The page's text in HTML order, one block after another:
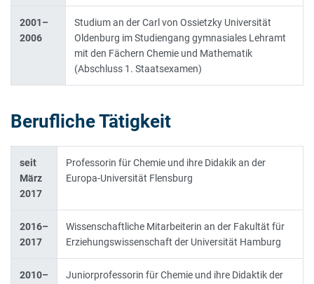
2001–
2006
Studium an der Carl von Ossietzky Universität
Oldenburg im Studiengang gymnasiales Lehramt
mit den Fächern Chemie und Mathematik
(Abschluss 1. Staatsexamen)
Berufliche Tätigkeit
seit
März
2017
Professorin für Chemie und ihre Didakik an der
Europa-Universität Flensburg
2016–
2017
Wissenschaftliche Mitarbeiterin an der Fakultät für
Erziehungswissenschaft der Universität Hamburg
2010–
Juniorprofessorin für Chemie und ihre Didaktik der